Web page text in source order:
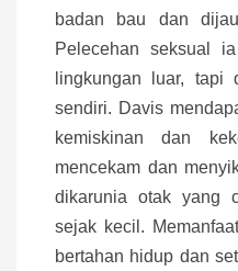
badan bau dan
Pelecehan seksual
lingkungan luar, tapi
sendiri. Davis
kemiskinan dan
mencekam dan
dikarunia otak yang
sejak kecil.
bertahan hidup dan